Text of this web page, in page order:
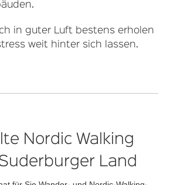
in guter Luft bestens erholen
weit hinter sich lassen.
Nordic Walking
Land